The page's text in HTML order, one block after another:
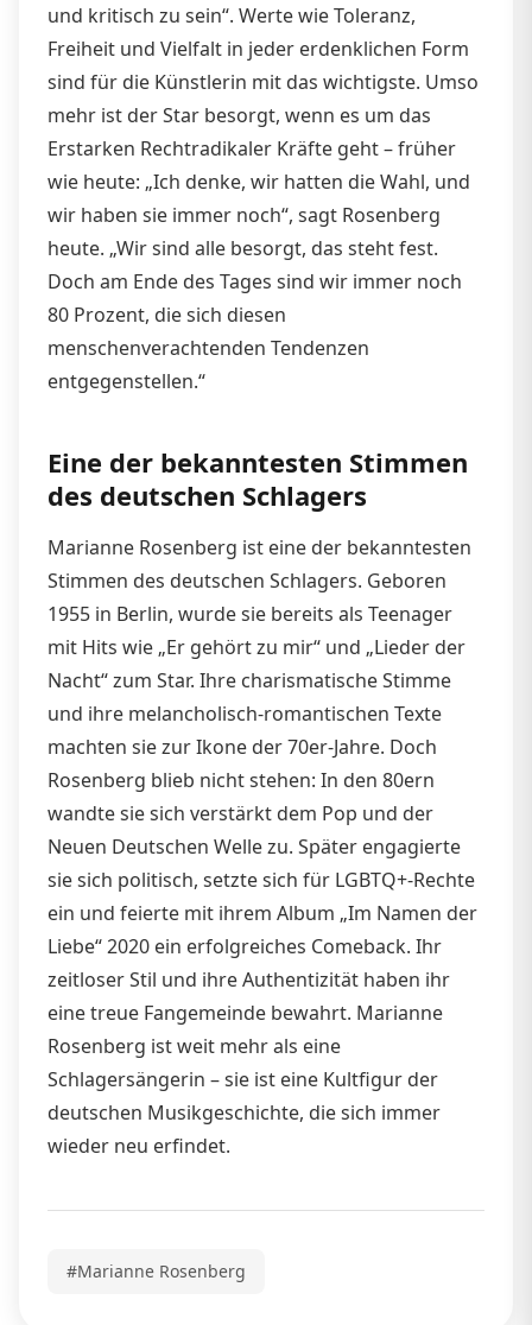
und kritisch zu sein“. Werte wie Toleranz,
Freiheit und Vielfalt in jeder erdenklichen Form
sind für die Künstlerin mit das wichtigste. Umso
mehr ist der Star besorgt, wenn es um das
Erstarken Rechtradikaler Kräfte geht – früher
wie heute: „Ich denke, wir hatten die Wahl, und
wir haben sie immer noch“, sagt Rosenberg
heute. „Wir sind alle besorgt, das steht fest.
Doch am Ende des Tages sind wir immer noch
80 Prozent, die sich diesen
menschenverachtenden Tendenzen
entgegenstellen.“
Eine der bekanntesten Stimmen
des deutschen Schlagers
Marianne Rosenberg ist eine der bekanntesten
Stimmen des deutschen Schlagers. Geboren
1955 in Berlin, wurde sie bereits als Teenager
mit Hits wie „Er gehört zu mir“ und „Lieder der
Nacht“ zum Star. Ihre charismatische Stimme
und ihre melancholisch-romantischen Texte
machten sie zur Ikone der 70er-Jahre. Doch
Rosenberg blieb nicht stehen: In den 80ern
wandte sie sich verstärkt dem Pop und der
Neuen Deutschen Welle zu. Später engagierte
sie sich politisch, setzte sich für LGBTQ+-Rechte
ein und feierte mit ihrem Album „Im Namen der
Liebe“ 2020 ein erfolgreiches Comeback. Ihr
zeitloser Stil und ihre Authentizität haben ihr
eine treue Fangemeinde bewahrt. Marianne
Rosenberg ist weit mehr als eine
Schlagersängerin – sie ist eine Kultfigur der
deutschen Musikgeschichte, die sich immer
wieder neu erfindet.
#Marianne Rosenberg